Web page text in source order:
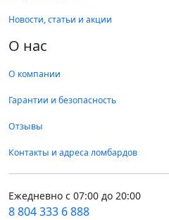
Новости, статьи и акции
О нас
О компании
Гарантии и безопасность
Отзывы
Контакты и адреса ломбардов
Ежедневно с 07:00 до 20:00
8 804 333 6 888